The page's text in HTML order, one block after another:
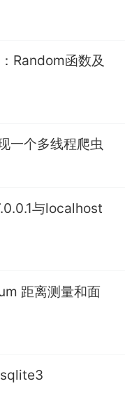
Random函数及
一个多线程爬虫
与localhost
距离测量和面